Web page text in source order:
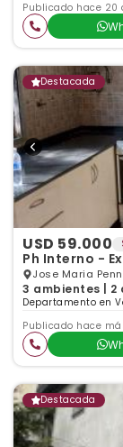
Publicado hace 20
Destacada
USD 59.000
Ph Interno -
Jose Maria
3 ambientes | 2
Departamento en
Publicado hace
Destacada